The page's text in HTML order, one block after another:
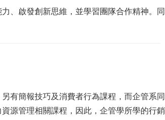
、啟發創新思維，並學習團隊合作精神。同
有簡報技巧及消費者行為課程，而企管系同
源管理相關課程，因此，企管學所學的行銷